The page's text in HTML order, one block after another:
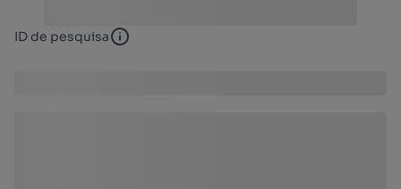
ID de pesquisa ID de pesquisa